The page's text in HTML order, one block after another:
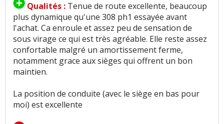
Qualités : Tenue de route excellente, beaucoup
plus dynamique qu'une 308 ph1 essayée avant
l'achat. Ca enroule et assez peu de sensation de
sous virage ce qui est très agréable. Elle reste assez
confortable malgré un amortissement ferme,
notamment grace aux sièges qui offrent un bon
maintien.
La position de conduite (avec le siège en bas pour
moi) est excellente